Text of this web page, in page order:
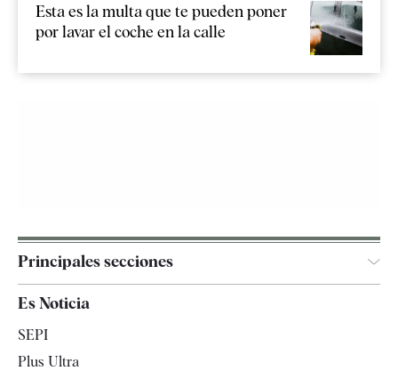
Esta es la multa que te pueden poner
por lavar el coche en la calle
Principales secciones
España
Es Noticia
SEPI
Plus Ultra